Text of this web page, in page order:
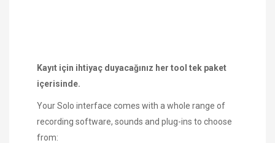
Kayıt için ihtiyaç duyacağınız her tool tek paket
içerisinde.
Your Solo interface comes with a whole range of
recording software, sounds and plug-ins to choose
from: